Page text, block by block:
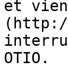
et
(http://
OTIO.